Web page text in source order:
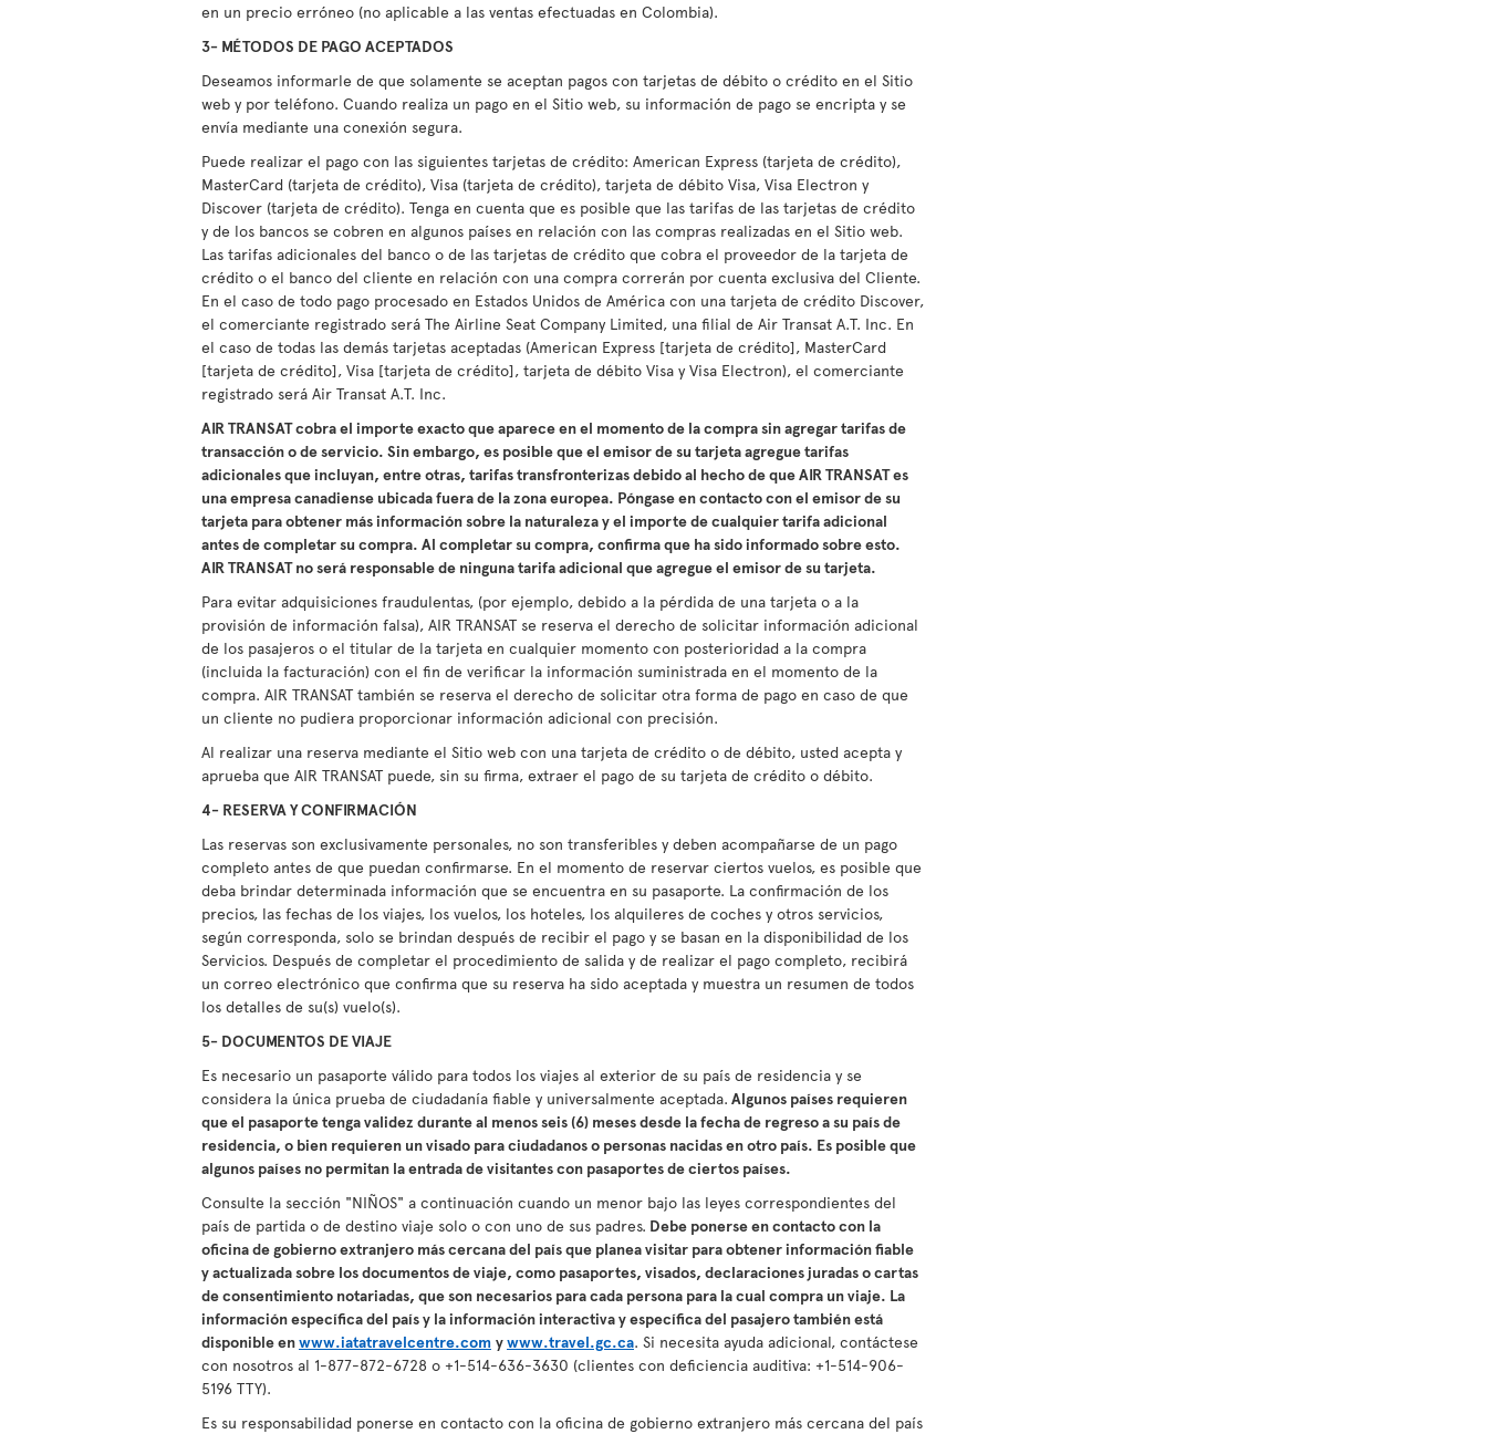
en un precio erróneo (no aplicable a las ventas efectuadas en Colombia).
3- MÉTODOS DE PAGO ACEPTADOS
Deseamos informarle de que solamente se aceptan pagos con tarjetas de débito o crédito en el Sitio
web y por teléfono. Cuando realiza un pago en el Sitio web, su información de pago se encripta y se
envía mediante una conexión segura.
Puede realizar el pago con las siguientes tarjetas de crédito: American Express (tarjeta de crédito),
MasterCard (tarjeta de crédito), Visa (tarjeta de crédito), tarjeta de débito Visa, Visa Electron y
Discover (tarjeta de crédito). Tenga en cuenta que es posible que las tarifas de las tarjetas de crédito
y de los bancos se cobren en algunos países en relación con las compras realizadas en el Sitio web.
Las tarifas adicionales del banco o de las tarjetas de crédito que cobra el proveedor de la tarjeta de
crédito o el banco del cliente en relación con una compra correrán por cuenta exclusiva del Cliente.
En el caso de todo pago procesado en Estados Unidos de América con una tarjeta de crédito Discover,
el comerciante registrado será The Airline Seat Company Limited, una filial de Air Transat A.T. Inc. En
el caso de todas las demás tarjetas aceptadas (American Express [tarjeta de crédito], MasterCard
[tarjeta de crédito], Visa [tarjeta de crédito], tarjeta de débito Visa y Visa Electron), el comerciante
registrado será Air Transat A.T. Inc.
AIR TRANSAT cobra el importe exacto que aparece en el momento de la compra sin agregar tarifas de
transacción o de servicio. Sin embargo, es posible que el emisor de su tarjeta agregue tarifas
adicionales que incluyan, entre otras, tarifas transfronterizas debido al hecho de que AIR TRANSAT es
una empresa canadiense ubicada fuera de la zona europea. Póngase en contacto con el emisor de su
tarjeta para obtener más información sobre la naturaleza y el importe de cualquier tarifa adicional
antes de completar su compra. Al completar su compra, confirma que ha sido informado sobre esto.
AIR TRANSAT no será responsable de ninguna tarifa adicional que agregue el emisor de su tarjeta.
Para evitar adquisiciones fraudulentas, (por ejemplo, debido a la pérdida de una tarjeta o a la
provisión de información falsa), AIR TRANSAT se reserva el derecho de solicitar información adicional
de los pasajeros o el titular de la tarjeta en cualquier momento con posterioridad a la compra
(incluida la facturación) con el fin de verificar la información suministrada en el momento de la
compra. AIR TRANSAT también se reserva el derecho de solicitar otra forma de pago en caso de que
un cliente no pudiera proporcionar información adicional con precisión.
Al realizar una reserva mediante el Sitio web con una tarjeta de crédito o de débito, usted acepta y
aprueba que AIR TRANSAT puede, sin su firma, extraer el pago de su tarjeta de crédito o débito.
4- RESERVA Y CONFIRMACIÓN
Las reservas son exclusivamente personales, no son transferibles y deben acompañarse de un pago
completo antes de que puedan confirmarse. En el momento de reservar ciertos vuelos, es posible que
deba brindar determinada información que se encuentra en su pasaporte. La confirmación de los
precios, las fechas de los viajes, los vuelos, los hoteles, los alquileres de coches y otros servicios,
según corresponda, solo se brindan después de recibir el pago y se basan en la disponibilidad de los
Servicios. Después de completar el procedimiento de salida y de realizar el pago completo, recibirá
un correo electrónico que confirma que su reserva ha sido aceptada y muestra un resumen de todos
los detalles de su(s) vuelo(s).
5- DOCUMENTOS DE VIAJE
Es necesario un pasaporte válido para todos los viajes al exterior de su país de residencia y se
considera la única prueba de ciudadanía fiable y universalmente aceptada. Algunos países requieren
que el pasaporte tenga validez durante al menos seis (6) meses desde la fecha de regreso a su país de
residencia, o bien requieren un visado para ciudadanos o personas nacidas en otro país. Es posible que
algunos países no permitan la entrada de visitantes con pasaportes de ciertos países.
Consulte la sección "NIÑOS" a continuación cuando un menor bajo las leyes correspondientes del
país de partida o de destino viaje solo o con uno de sus padres. Debe ponerse en contacto con la
oficina de gobierno extranjero más cercana del país que planea visitar para obtener información fiable
y actualizada sobre los documentos de viaje, como pasaportes, visados, declaraciones juradas o cartas
de consentimiento notariadas, que son necesarios para cada persona para la cual compra un viaje. La
información específica del país y la información interactiva y específica del pasajero también está
disponible enwww.iatatravelcentre.com ywww.travel.gc.ca. Si necesita ayuda adicional, contáctese
con nosotros al 1-877-872-6728 o +1-514-636-3630 (clientes con deficiencia auditiva: +1-514-906-
5196 TTY).
Es su responsabilidad ponerse en contacto con la oficina de gobierno extranjero más cercana del país